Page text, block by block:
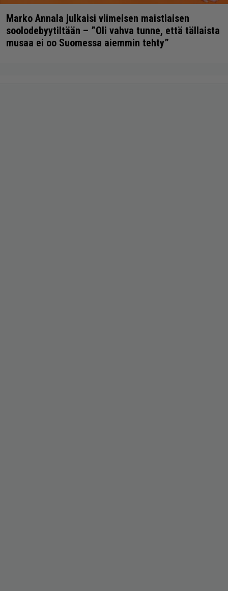
Marko Annala julkaisi viimeisen maistiaisen
soolodebyytiltään – ”Oli vahva tunne, että tällaista
musaa ei oo Suomessa aiemmin tehty”